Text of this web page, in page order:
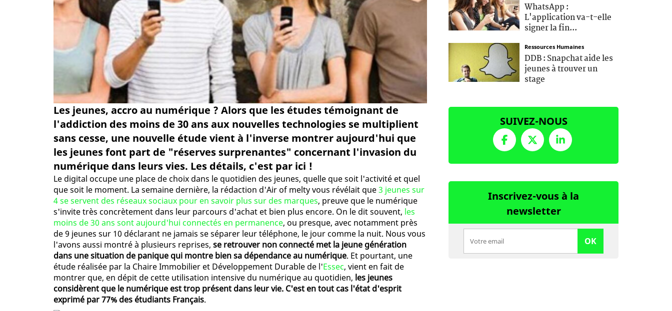
Les jeunes, accro au numérique ? Alors que les études témoignant de
l'addiction des moins de 30 ans aux nouvelles technologies se multiplient
sans cesse, une nouvelle étude vient à l'inverse montrer aujourd'hui que
les jeunes font part de "réserves surprenantes" concernant l'invasion du
numérique dans leurs vies. Les détails, c'est par ici !
Le digital occupe une place de choix dans le quotidien des jeunes, quelle que soit l'activité et quel
que soit le moment. La semaine dernière, la rédaction d'Air of melty vous révélait que3 jeunes sur
4 se servent des réseaux sociaux pour en savoir plus sur des marques, preuve que le numérique
s'invite très concrètement dans leur parcours d'achat et bien plus encore. On le dit souvent, les
moins de 30 ans sont aujourd'hui connectés en permanence, ou presque, avec notamment près
de 9 jeunes sur 10 déclarant ne jamais se séparer leur téléphone, le jour comme la nuit. Nous vous
l'avons aussi montré à plusieurs reprises, se retrouver non connecté met la jeune génération
dans une situation de panique qui montre bien sa dépendance au numérique. Et pourtant, une
étude réalisée par la Chaire Immobilier et Développement Durable de l'Essec, vient en fait de
montrer que, en dépit de cette utilisation intensive du numérique au quotidien, les jeunes
considèrent que le numérique est trop présent dans leur vie. C'est en tout cas l'état d'esprit
exprimé par 77% des étudiants Français.
WhatsApp :
L'application va-t-elle
signer la fin...
Ressources Humaines
DDB : Snapchat aide les
jeunes à trouver un
stage
SUIVEZ-NOUS
Inscrivez-vous à la
newsletter
OK